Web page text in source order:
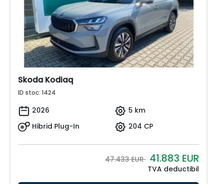
Skoda Kodiaq
ID stoc: 1424
2026
5 km
Hibrid Plug-In
204 CP
47.433 EUR 41.883 EUR
TVA deductibil